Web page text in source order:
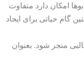
امکان دارد متفاوت
گام حیاتی برای ایجاد
منجر شود. بعنوان